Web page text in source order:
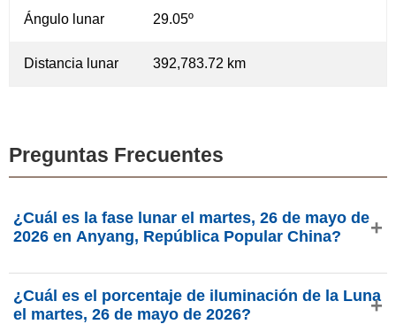
Ángulo lunar 29.05º
Distancia lunar 392,783.72 km
Preguntas Frecuentes
¿Cuál es la fase lunar el martes, 26 de mayo de
2026 en Anyang, República Popular China?
Popular China, la Luna está en la fase Quinto Octanto con
80.67% de iluminación, tiene 10.49 días de edad y se
¿Cuál es el porcentaje de iluminación de la Luna
el martes, 26 de mayo de 2026?